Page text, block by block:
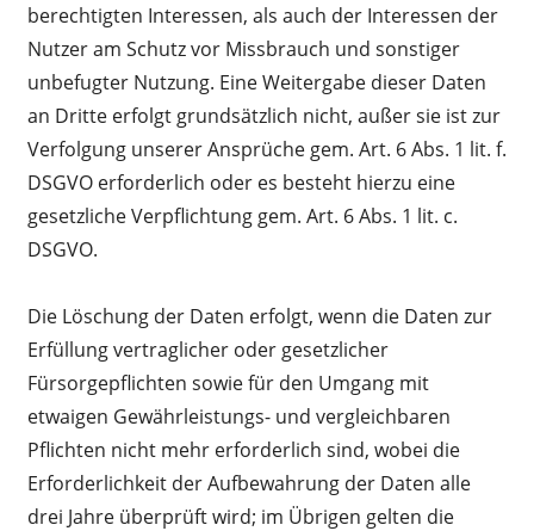
berechtigten Interessen, als auch der Interessen der
Nutzer am Schutz vor Missbrauch und sonstiger
unbefugter Nutzung. Eine Weitergabe dieser Daten
an Dritte erfolgt grundsätzlich nicht, außer sie ist zur
Verfolgung unserer Ansprüche gem. Art. 6 Abs. 1 lit. f.
DSGVO erforderlich oder es besteht hierzu eine
gesetzliche Verpflichtung gem. Art. 6 Abs. 1 lit. c.
DSGVO.
Die Löschung der Daten erfolgt, wenn die Daten zur
Erfüllung vertraglicher oder gesetzlicher
Fürsorgepflichten sowie für den Umgang mit
etwaigen Gewährleistungs- und vergleichbaren
Pflichten nicht mehr erforderlich sind, wobei die
Erforderlichkeit der Aufbewahrung der Daten alle
drei Jahre überprüft wird; im Übrigen gelten die